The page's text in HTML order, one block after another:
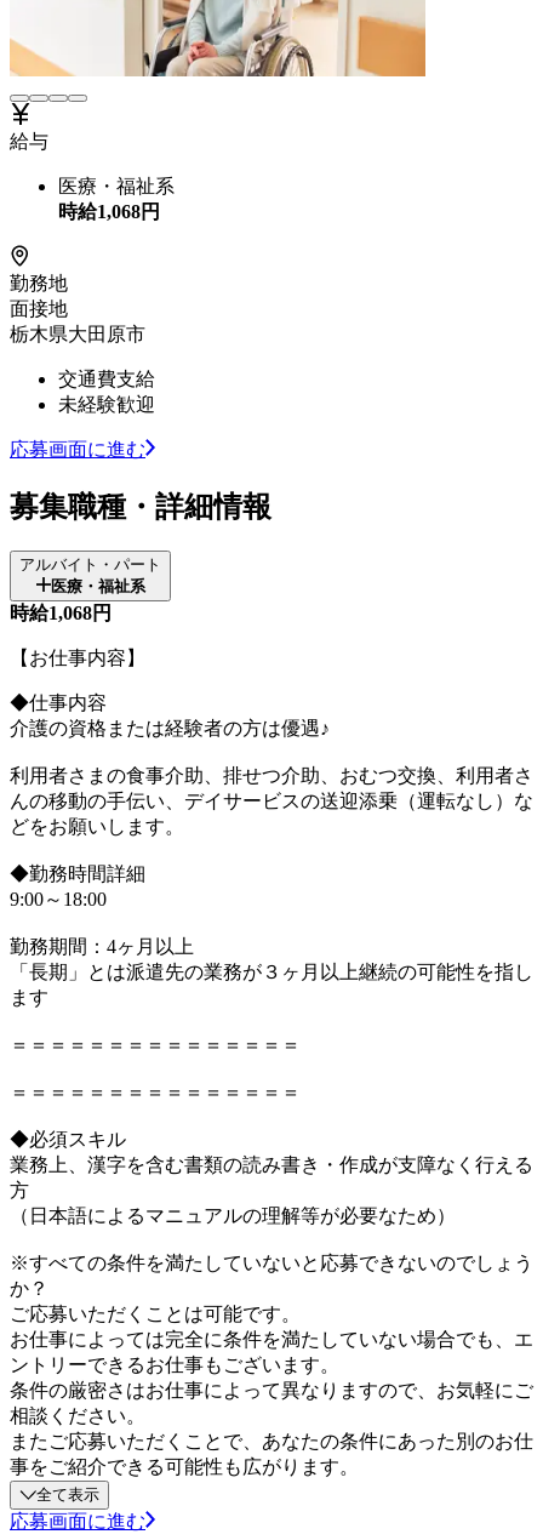
給与
医療・福祉系
時給1,068円
勤務地
面接地
栃木県大田原市
交通費支給
未経験歓迎
応募画面に進む
募集職種・詳細情報
アルバイト・パート
医療・福祉系
時給1,068円
【お仕事内容】
◆仕事内容
介護の資格または経験者の方は優遇♪
利用者さまの食事介助、排せつ介助、おむつ交換、利用者さ
んの移動の手伝い、デイサービスの送迎添乗（運転なし）な
どをお願いします。
◆勤務時間詳細
9:00～18:00
勤務期間：4ヶ月以上
「長期」とは派遣先の業務が３ヶ月以上継続の可能性を指し
ます
＝＝＝＝＝＝＝＝＝＝＝＝＝＝＝
＝＝＝＝＝＝＝＝＝＝＝＝＝＝＝
◆必須スキル
業務上、漢字を含む書類の読み書き・作成が支障なく行える
方
（日本語によるマニュアルの理解等が必要なため）
※すべての条件を満たしていないと応募できないのでしょう
か？
ご応募いただくことは可能です。
お仕事によっては完全に条件を満たしていない場合でも、エ
ントリーできるお仕事もございます。
条件の厳密さはお仕事によって異なりますので、お気軽にご
相談ください。
またご応募いただくことで、あなたの条件にあった別のお仕
事をご紹介できる可能性も広がります。
全て表示
応募画面に進む